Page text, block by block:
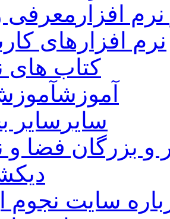
افزار معرفی
نرم افزارهای
کتاب های
آموزش
سایر سایر
و بزرگان فضا و
سایت نجوم